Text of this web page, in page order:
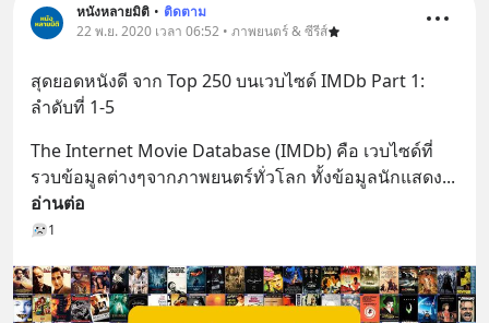
หนังหลายมิติ • ติดตาม
22 พ.ย. 2020 เวลา 06:52 • ภาพยนตร์ & ซีรีส์
สุดยอดหนังดี จาก Top 250 บนเวบไซด์ IMDb Part 1:
ลำดับที่ 1-5
The Internet Movie Database (IMDb) คือ เวบไซด์ที่
รวบข้อมูลต่างๆจากภาพยนตร์ทั่วโลก ทั้งข้อมูลนักแสดง
อ่านต่อ
1